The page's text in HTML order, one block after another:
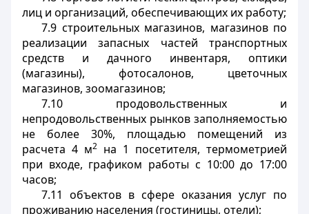
лиц и организаций, обеспечивающих их работу;
7.9 строительных магазинов, магазинов по
реализации запасных частей транспортных
средств и дачного инвентаря, оптики
(магазины), фотосалонов, цветочных
магазинов, зоомагазинов;
7.10 продовольственных и
непродовольственных рынков заполняемостью
не более 30%, площадью помещений из
расчета 4 м2 на 1 посетителя, термометрией
при входе, графиком работы с 10:00 до 17:00
часов;
7.11 объектов в сфере оказания услуг по
проживанию населения (гостиницы, отели);